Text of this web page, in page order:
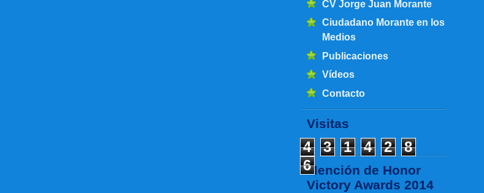
CV Jorge Juan Morante
Ciudadano Morante en los
Medios
Publicaciones
Vídeos
Contacto
Visitas
4 3 1 4 2
8
6Mención de Honor
Victory Awards 2014